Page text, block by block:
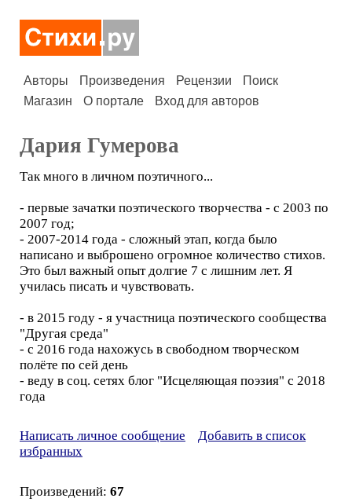
Авторы Произведения Рецензии
Поиск
Магазин
О портале Вход для авторов
Дария Гумерова
Так много в личном поэтичного...
- первые зачатки поэтического творчества - с 2003 по
2007 год;
- 2007-2014 года - сложный этап, когда было
написано и выброшено огромное количество стихов.
Это был важный опыт долгие 7 с лишним лет. Я
училась писать и чувствовать.
- в 2015 году - я участница поэтического сообщества
"Другая среда"
- с 2016 года нахожусь в свободном творческом
полёте по сей день
- веду в соц. сетях блог "Исцеляющая поэзия" с 2018
года
Написать личное сообщение
Добавить в список
избранных
Произведений: 67